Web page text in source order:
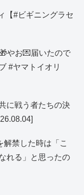
【#ビギニングラセ
やお💌届いたので
#ヤマトイオリ
に戦う者たちの決
禁した時は「こ
れる」と思ったの